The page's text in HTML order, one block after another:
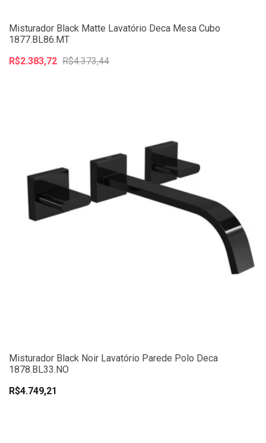
Misturador Black Matte Lavatório Deca Mesa Cubo
1877.BL86.MT
R$2.383,72 R$4.373,44
Misturador Black Noir Lavatório Parede Polo Deca
1878.BL33.NO
R$4.749,21